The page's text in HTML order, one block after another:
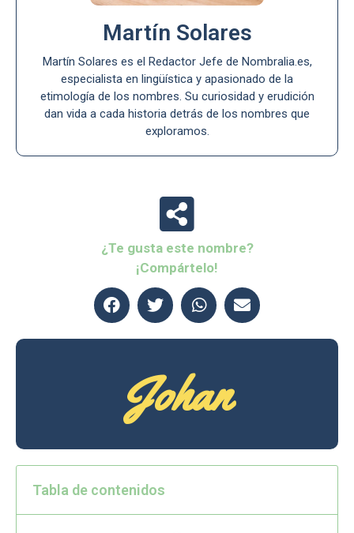
Martín Solares
Martín Solares es el Redactor Jefe de Nombralia.es,
especialista en lingüística y apasionado de la
etimología de los nombres. Su curiosidad y erudición
dan vida a cada historia detrás de los nombres que
exploramos.
¿Te gusta este nombre?
¡Compártelo!
Johan
Tabla de contenidos